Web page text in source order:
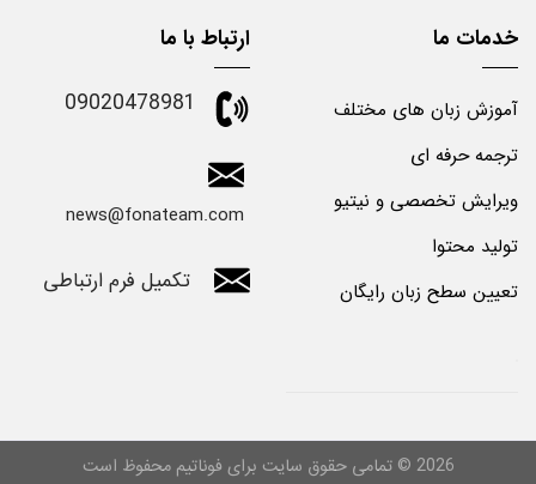
خدمات ما
آموزش زبان های مختلف
ترجمه حرفه ای
ویرایش تخصصی و نیتیو
تولید محتوا
تعیین سطح زبان رایگان
ارتباط با ما
09020478981
news@fonateam.com
تکمیل فرم ارتباطی
2026 © تمامی حقوق سایت برای فوناتیم محفوظ است